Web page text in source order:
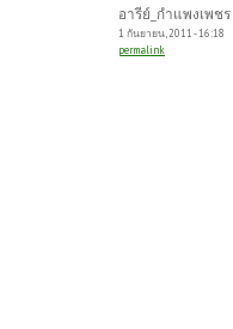
อารีย์_กำแพงเพชร
1 กันยายน, 2011 - 16:18
permalink